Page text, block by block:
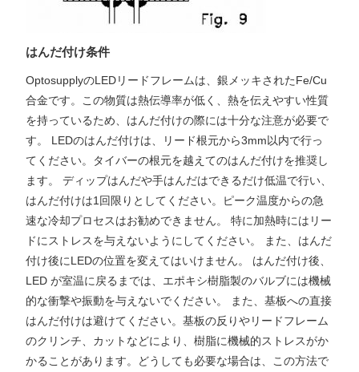
はんだ付け条件
OptosupplyのLEDリードフレームは、銀メッキされたFe/Cu
合金です。この物質は熱伝導率が低く、熱を伝えやすい性質
を持っているため、はんだ付けの際には十分な注意が必要で
す。 LEDのはんだ付けは、リード根元から3mm以内で行っ
てください。タイバーの根元を越えてのはんだ付けを推奨し
ます。 ディップはんだや手はんだはできるだけ低温で行い、
はんだ付けは1回限りとしてください。ピーク温度からの急
速な冷却プロセスはお勧めできません。 特に加熱時にはリー
ドにストレスを与えないようにしてください。 また、はんだ
付け後にLEDの位置を変えてはいけません。 はんだ付け後、
LED が室温に戻るまでは、エポキシ樹脂製のバルブには機械
的な衝撃や振動を与えないでください。 また、基板への直接
はんだ付けは避けてください。基板の反りやリードフレーム
のクリンチ、カットなどにより、樹脂に機械的ストレスがか
かることがあります。どうしても必要な場合は、この方法で